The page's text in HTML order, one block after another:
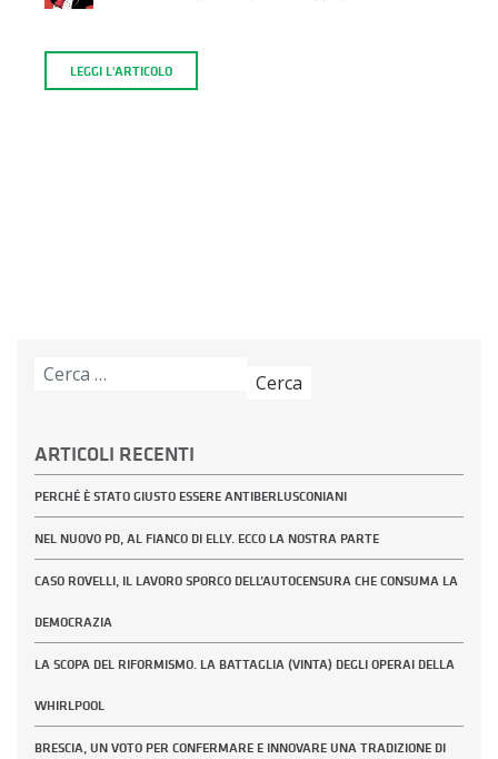
LEGGI L'ARTICOLO
Ricerca
ARTICOLI RECENTI
PERCHÉ È STATO GIUSTO ESSERE ANTIBERLUSCONIANI
NEL NUOVO PD, AL FIANCO DI ELLY. ECCO LA NOSTRA PARTE
CASO ROVELLI, IL LAVORO SPORCO DELL’AUTOCENSURA CHE CONSUMA LA
DEMOCRAZIA
LA SCOPA DEL RIFORMISMO. LA BATTAGLIA (VINTA) DEGLI OPERAI DELLA
WHIRLPOOL
BRESCIA, UN VOTO PER CONFERMARE E INNOVARE UNA TRADIZIONE DI